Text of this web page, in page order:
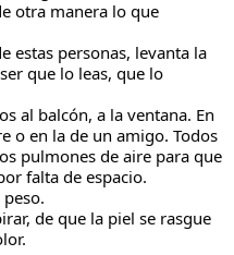
otra manera lo que
estas personas, levanta la
que lo leas, que lo
al balcón, a la ventana. En
o en la de un amigo. Todos
pulmones de aire para que
falta de espacio.
de que la piel se rasgue